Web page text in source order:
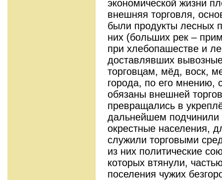
экономической жизни
внешняя торговля,
были продукты лесных
них (больших рек –
при хлебопашестве и
доставлявших
торговцам, мёд, воск,
города, по его мнению,
обязаны внешней
превращались в
дальнейшем
окрестные населения,
служили торговыми
из них политические
которых втянули,
поселения чужих